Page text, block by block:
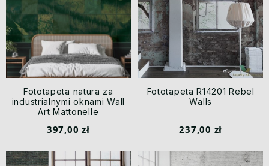
Fototapeta natura za
industrialnymi oknami Wall
Art Mattonelle
397,00 zł
Fototapeta R14201 Rebel
Walls
237,00 zł